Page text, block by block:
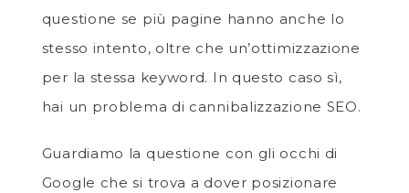
questione se più pagine hanno anche lo
stesso intento, oltre che un’ottimizzazione
per la stessa keyword. In questo caso sì,
hai un problema di cannibalizzazione SEO.
Guardiamo la questione con gli occhi di
Google che si trova a dover posizionare